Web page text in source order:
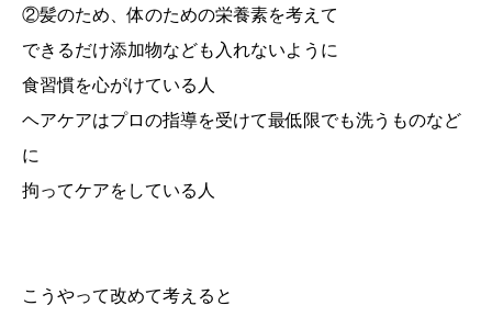
②髪のため、体のための栄養素を考えて
できるだけ添加物なども入れないように
食習慣を心がけている人
ヘアケアはプロの指導を受けて最低限でも洗うものなど
に
拘ってケアをしている人
こうやって改めて考えると